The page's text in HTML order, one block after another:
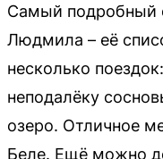
Самый подробный
Людмила – её
несколько
неподалёку
озеро. Отличное
Беле. Ещё можно